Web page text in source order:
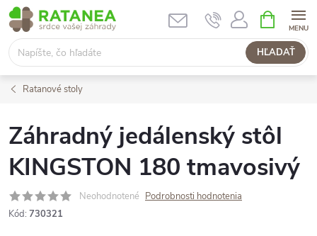
Prejsť
na
obsah
HĽADAŤ
KOŠÍK
Ratanové stoly
Záhradný jedálenský stôl
KINGSTON 180 tmavosivý
Neohodnotené Podrobnosti hodnotenia
Kód: 730321